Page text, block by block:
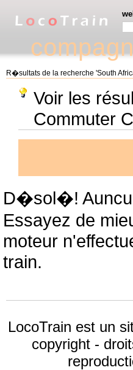
R�sultats de la recherche 'South
Voir les
Commuter
D�sol�!
Essayez de
moteur
train.
LocoTrain est un
copyright-